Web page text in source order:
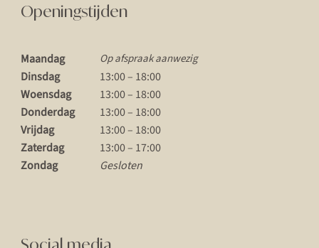
Openingstijden
Maandag Op afspraak aanwezig
Dinsdag
13:00 – 18:00
Woensdag
13:00 – 18:00
Donderdag
13:00 – 18:00
Vrijdag
13:00 – 18:00
Zaterdag
13:00 – 17:00
Zondag
Gesloten
Social media